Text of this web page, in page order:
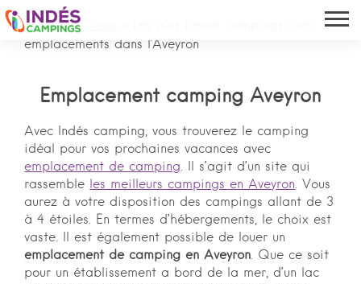
Indés campings
emplacements dans l'Aveyron
Emplacement camping Aveyron
Avec Indés camping, vous trouverez le camping
idéal pour vos prochaines vacances avec
emplacement de camping. Il s’agit d’un site qui
rassemble
les meilleurs campings en Aveyron. Vous
aurez à votre disposition des campings allant de 3
à 4 étoiles. En termes d’hébergements, le choix est
vaste. Il est également possible de louer un
emplacement de camping en Aveyron. Que ce soit
pour un établissement a bord de la mer, d’un lac